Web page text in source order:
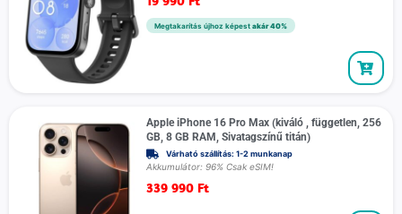
Megtakarítás újhoz képest akár 40%
Apple iPhone 16 Pro Max (kiváló , független, 256
GB, 8 GB RAM, Sivatagszínű titán)
Várható szállítás: 1-2 munkanap
Akkumulátor: 96% Csak eSIM!
339 990 Ft